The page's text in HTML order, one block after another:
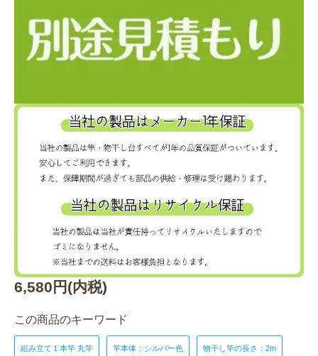
6,580円(内税)
この商品のキーワード
組み立て１本竿 丸竿 竿本体：シルバー色 物干し竿の長さ：2m